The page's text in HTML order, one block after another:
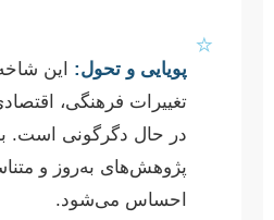
⭐
پویایی و تحول: این
تغییرات فرهنگی،
در حال دگرگونی است.
پژوهش‌های به‌روز و
احساس می‌شود.